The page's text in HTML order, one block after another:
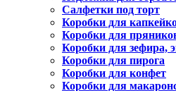
Салфетки под торт
Коробки для
Коробки для
Коробки для зефира,
Коробки для пирога
Коробки для конфет
Коробки для